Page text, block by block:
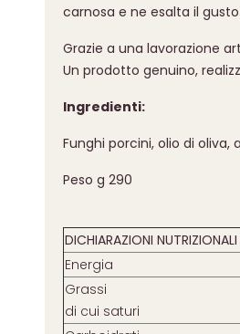
carnosa e ne esalta il
Grazie a una lavorazione
Un prodotto genuino,
Ingredienti:
Funghi porcini, olio di oliva,
Peso g 290
DICHIARAZIONI
Energia
Grassi
di cui saturi